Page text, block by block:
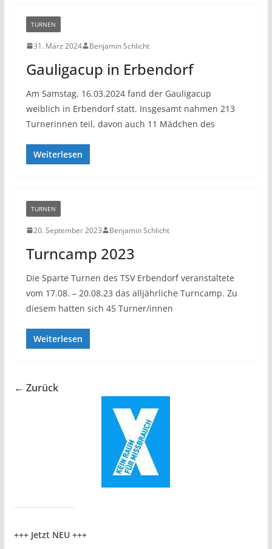
TURNEN
31. März 2024 Benjamin Schlicht
Gauligacup in Erbendorf
Am Samstag, 16.03.2024 fand der Gauligacup
weiblich in Erbendorf statt. Insgesamt nahmen 213
Turnerinnen teil, davon auch 11 Mädchen des
Weiterlesen
TURNEN
20. September 2023 Benjamin Schlicht
Turncamp 2023
Die Sparte Turnen des TSV Erbendorf veranstaltete
vom 17.08. – 20.08.23 das alljährliche Turncamp. Zu
diesem hatten sich 45 Turner/innen
Weiterlesen
← Zurück
+++ Jetzt NEU +++